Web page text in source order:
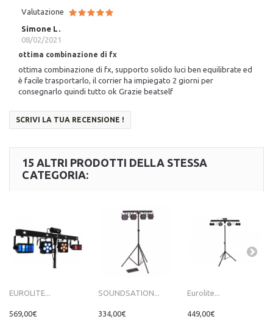
Valutazione
Simone L.
08/02/2021
ottima combinazione di fx
ottima combinazione di fx, supporto solido luci ben equilibrate ed
è facile trasportarlo, il corrier ha impiegato 2 giorni per
consegnarlo quindi tutto ok Grazie beatself
SCRIVI LA TUA RECENSIONE !
15 ALTRI PRODOTTI DELLA STESSA
CATEGORIA:
EUROLITE...
569,00€
SOUNDSATION...
334,00€
Eurolite...
449,00€